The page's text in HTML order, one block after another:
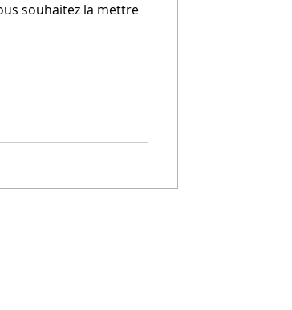
souhaitez la mettre